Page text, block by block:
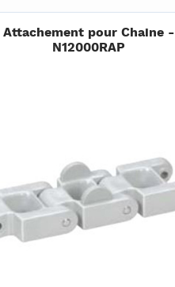
Attachement pour Chaine -
N12000RAP